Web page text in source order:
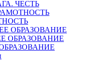
ЧЕСТЬ
ОБРАЗОВАНИЕ
ОБРАЗОВАНИЕ